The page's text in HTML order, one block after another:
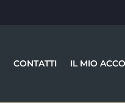
CONTATTI IL MIO